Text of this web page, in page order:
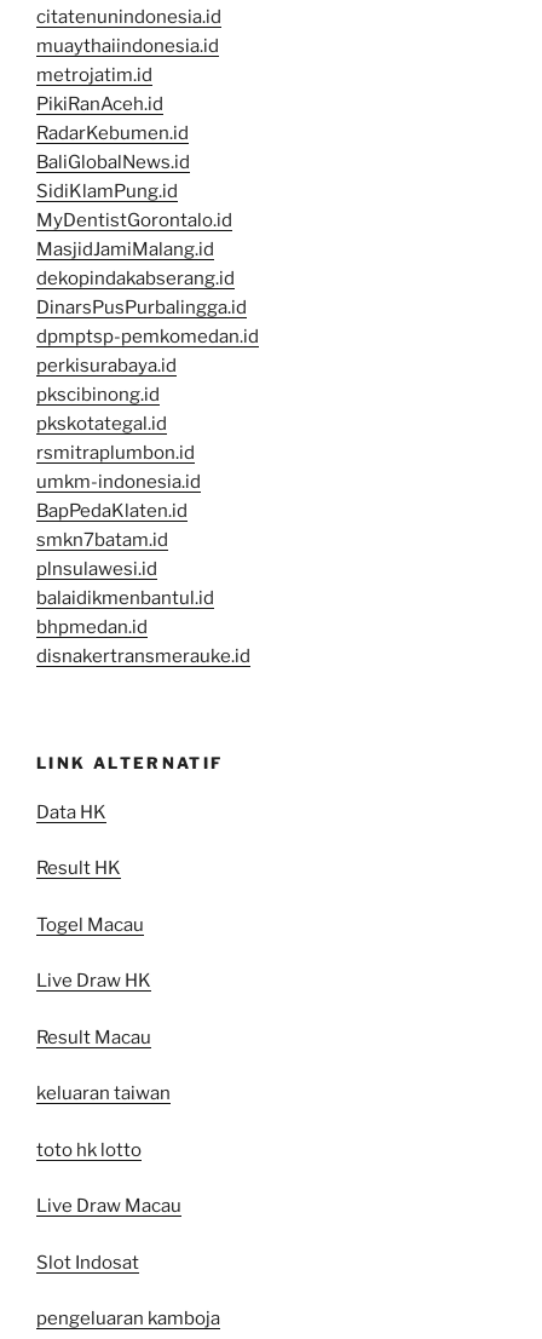
citatenunindonesia.id
muaythaiindonesia.id
metrojatim.id
PikiRanAceh.id
RadarKebumen.id
BaliGlobalNews.id
SidiKlamPung.id
MyDentistGorontalo.id
MasjidJamiMalang.id
dekopindakabserang.id
DinarsPusPurbalingga.id
dpmptsp-pemkomedan.id
perkisurabaya.id
pkscibinong.id
pkskotategal.id
rsmitraplumbon.id
umkm-indonesia.id
BapPedaKlaten.id
smkn7batam.id
plnsulawesi.id
balaidikmenbantul.id
bhpmedan.id
disnakertransmerauke.id
LINK ALTERNATIF
Data HK
Result HK
Togel Macau
Live Draw HK
Result Macau
keluaran taiwan
toto hk lotto
Live Draw Macau
Slot Indosat
pengeluaran kamboja